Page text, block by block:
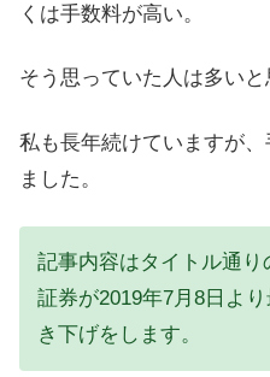
くは手数料が高い。
そう思っていた人は多いと
私も長年続けていますが
ました。
記事内容はタイトル通
証券が2019年7月8日よ
き下げをします。